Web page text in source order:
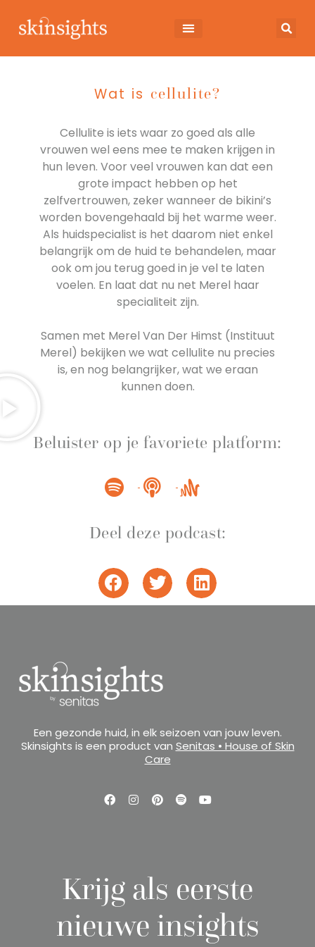
Wat is cellulite?
Cellulite is iets waar zo goed als alle
vrouwen wel eens mee te maken krijgen in
hun leven. Voor veel vrouwen kan dat een
grote impact hebben op het
zelfvertrouwen, zeker wanneer de bikini’s
worden bovengehaald bij het warme weer.
Als huidspecialist is het daarom niet enkel
belangrijk om de huid te behandelen, maar
ook om jou terug goed in je vel te laten
voelen. En laat dat nu net Merel haar
specialiteit zijn.
Samen met Merel Van Der Himst (Instituut
Merel) bekijken we wat cellulite nu precies
is, en nog belangrijker, wat we eraan
kunnen doen.
Beluister op je favoriete platform:
Deel deze podcast:
Een gezonde huid, in elk seizoen van jouw leven.
Skinsights is een product van Senitas • House of Skin
Care
Krijg als eerste
nieuwe insights